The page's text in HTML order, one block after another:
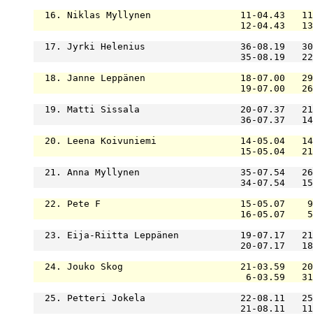
16. Niklas Myllynen                11-04.43
12-04.43
17. Jyrki Helenius                 36-08.19
35-08.19
18. Janne Leppänen                 18-07.00
19-07.00
19. Matti Sissala                  20-07.37
36-07.37
20. Leena Koivuniemi               14-05.04
15-05.04
21. Anna Myllynen                  35-07.54
34-07.54
22. Pete F                         15-05.07
16-05.07
23. Eija-Riitta Leppänen           19-07.17
20-07.17
24. Jouko Skog                     21-03.59
6-03.59
25. Petteri Jokela                 22-08.11
21-08.11